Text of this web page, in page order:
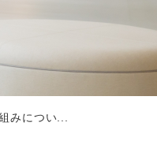
みについ...